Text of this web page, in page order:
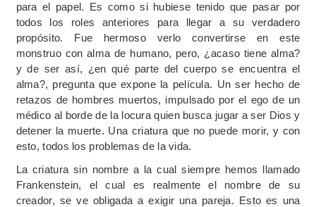
para el papel. Es como si hubiese tenido que pasar por
todos los roles anteriores para llegar a su verdadero
propósito. Fue hermoso verlo convertirse en este
monstruo con alma de humano, pero, ¿acaso tiene alma?
y de ser así, ¿en qué parte del cuerpo se encuentra el
alma?, pregunta que expone la película. Un ser hecho de
retazos de hombres muertos, impulsado por el ego de un
médico al borde de la locura quien busca jugar a ser Dios y
detener la muerte. Una criatura que no puede morir, y con
esto, todos los problemas de la vida.
La criatura sin nombre a la cual siempre hemos llamado
Frankenstein, el cual es realmente el nombre de su
creador, se ve obligada a exigir una pareja. Esto es una